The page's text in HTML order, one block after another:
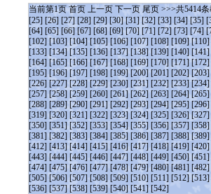
当前第1页 首页 上一页 下一页 尾页 >>>共5414
[25] [26] [27] [28] [29] [30] [31] [32] [33] [34] [35]
[64] [65] [66] [67] [68] [69] [70] [71] [72] [73] [74]
[102] [103] [104] [105] [106] [107] [108] [109] [110]
[133] [134] [135] [136] [137] [138] [139] [140] [141]
[164] [165] [166] [167] [168] [169] [170] [171] [172]
[195] [196] [197] [198] [199] [200] [201] [202] [203]
[226] [227] [228] [229] [230] [231] [232] [233] [234]
[257] [258] [259] [260] [261] [262] [263] [264] [265]
[288] [289] [290] [291] [292] [293] [294] [295] [296]
[319] [320] [321] [322] [323] [324] [325] [326] [327]
[350] [351] [352] [353] [354] [355] [356] [357] [358]
[381] [382] [383] [384] [385] [386] [387] [388] [389]
[412] [413] [414] [415] [416] [417] [418] [419] [420]
[443] [444] [445] [446] [447] [448] [449] [450] [451]
[474] [475] [476] [477] [478] [479] [480] [481] [482]
[505] [506] [507] [508] [509] [510] [511] [512] [513]
[536] [537] [538] [539] [540] [541] [542]